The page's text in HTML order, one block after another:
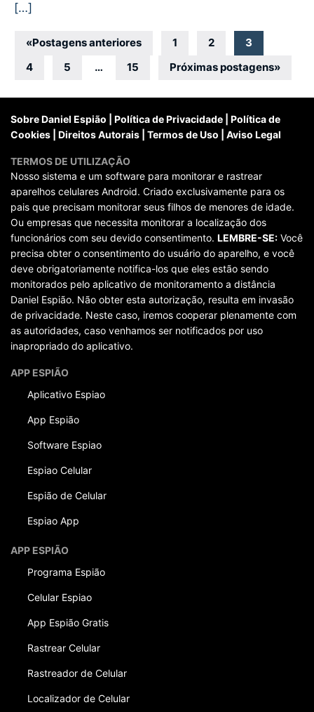
[…]
Navegação
por
posts
«Postagens anteriores 1 2
3
4
5 … 15 Próximas postagens»
Sobre Daniel Espião Política de Privacidade
Política de
Cookies
Direitos Autorais Termos de Uso Aviso Legal
TERMOS DE UTILIZAÇÃO
Nosso sistema e um software para monitorar e rastrear
aparelhos celulares Android. Criado exclusivamente para os
pais que precisam monitorar seus filhos de menores de idade.
Ou empresas que necessita monitorar a localização dos
funcionários com seu devido consentimento. LEMBRE-SE: Você
precisa obter o consentimento do usuário do aparelho, e você
deve obrigatoriamente notifica-los que eles estão sendo
monitorados pelo aplicativo de monitoramento a distância
Daniel Espião. Não obter esta autorização, resulta em invasão
de privacidade. Neste caso, iremos cooperar plenamente com
as autoridades, caso venhamos ser notificados por uso
inapropriado do aplicativo.
APP ESPIÃO
Aplicativo Espiao
App Espião
Software Espiao
Espiao Celular
Espião de Celular
Espiao App
APP ESPIÃO
Programa Espião
Celular Espiao
App Espião Gratis
Rastrear Celular
Rastreador de Celular
Localizador de Celular